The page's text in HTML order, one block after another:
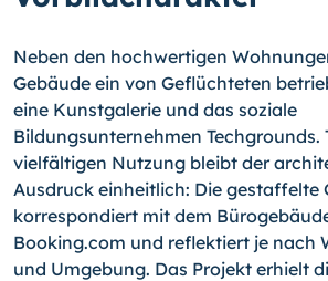
Neben den hochwertigen
Gebäude ein von Geflüchteten
eine Kunstgalerie und das soziale
Bildungsunternehmen Techgrounds.
vielfältigen Nutzung bleibt der
Ausdruck einheitlich: Die gestaffelte
korrespondiert mit dem
Booking.com und reflektiert je nach
und Umgebung. Das Projekt erhielt